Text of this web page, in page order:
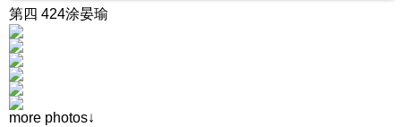
第四 424涂晏瑜
more photos↓